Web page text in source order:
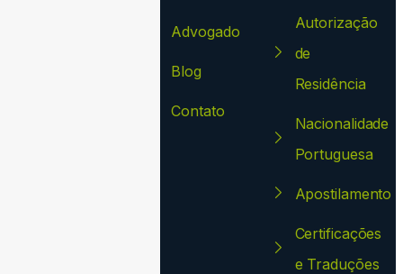
Advogado
Blog
Contato
Autorização
de
Residência
Nacionalidade
Portuguesa
Apostilamento
Certificações
e Traduções